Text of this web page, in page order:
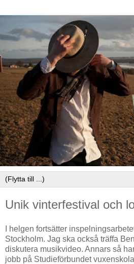
Unik vinterfestival och
I helgen fortsätter
Stockholm. Jag ska också träffa
diskutera musikvideo. Annars så
jobb på Studieförbundet